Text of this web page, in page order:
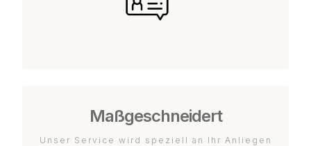
Maßgeschneidert
Unser Service wird speziell an Ihr Anliegen